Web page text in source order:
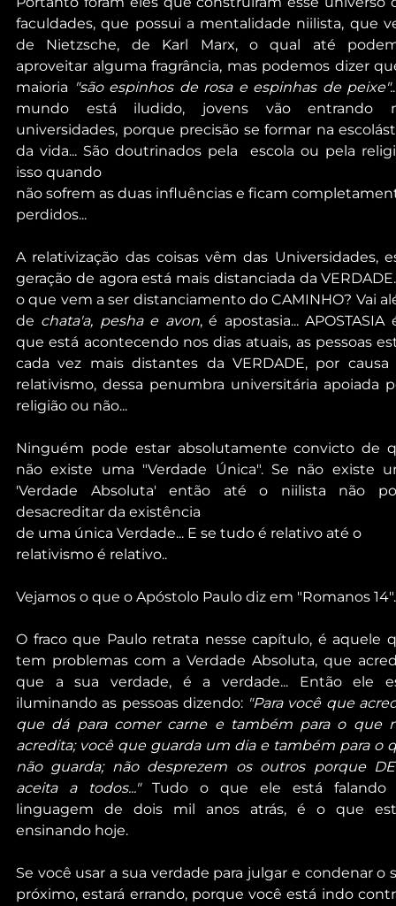
faculdades, que possui a mentalidade niilista, que
de Nietzsche, de Karl Marx, o qual até
aproveitar alguma fragrância, mas podemos dizer
maioria "são espinhos de rosa e espinhas de peixe".
mundo está iludido, jovens vão entrando
universidades, porque precisão se formar na
da vida... São doutrinados pela  escola ou pela
isso quando
não sofrem as duas influências e ficam
perdidos...
A relativização das coisas vêm das Universidades,
geração de agora está mais distanciada da
o que vem a ser distanciamento do CAMINHO? Vai
de chata'a, pesha e avon, é apostasia... APOSTASIA
que está acontecendo nos dias atuais, as pessoas
cada vez mais distantes da VERDADE, por causa
relativismo, dessa penumbra universitária apoiada
religião ou não...
Ninguém pode estar absolutamente convicto de
não existe uma "Verdade Única". Se não existe
'Verdade Absoluta' então até o niilista não
desacreditar da existência
de uma única Verdade... E se tudo é relativo até o
relativismo é relativo..
Vejamos o que o Apóstolo Paulo diz em "Romanos
O fraco que Paulo retrata nesse capítulo, é aquele
tem problemas com a Verdade Absoluta, que
que a sua verdade, é a verdade... Então ele
iluminando as pessoas dizendo: "Para você que
que dá para comer carne e também para o que
acredita; você que guarda um dia e também para o
não guarda; não desprezem os outros porque
aceita a todos..." Tudo o que ele está falando
linguagem de dois mil anos atrás, é o que
ensinando hoje.
Se você usar a sua verdade para julgar e condenar o
próximo, estará errando, porque você está indo